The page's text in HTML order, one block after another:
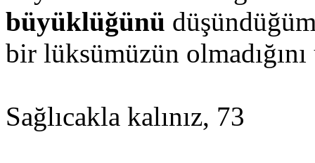
büyüklüğünü
bir lüksümüzün
Sağlıcakla kalınız, 73